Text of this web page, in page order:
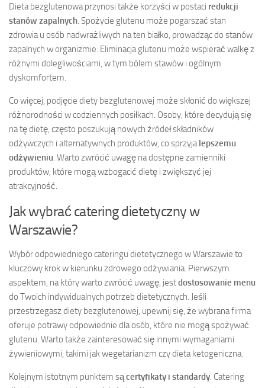
Dieta bezglutenowa przynosi także korzyści w postaci redukcji
stanów zapalnych . Spożycie glutenu może pogarszać stan
zdrowia u osób nadwrażliwych na ten białko, prowadząc do stanów
zapalnych w organizmie. Eliminacja glutenu może wspierać walkę z
różnymi dolegliwościami, w tym bólem stawów i ogólnym
dyskomfortem.
Co więcej, podjęcie diety bezglutenowej może skłonić do większej
różnorodności w codziennych posiłkach. Osoby, które decydują się
na tę dietę, często poszukują nowych źródeł składników
odżywczych i alternatywnych produktów, co sprzyja lepszemu
odżywieniu . Warto zwrócić uwagę na dostępne zamienniki
produktów, które mogą wzbogacić dietę i zwiększyć jej
atrakcyjność.
Jak wybrać catering dietetyczny w
Warszawie?
Wybór odpowiedniego cateringu dietetycznego w Warszawie to
kluczowy krok w kierunku zdrowego odżywiania. Pierwszym
aspektem, na który warto zwrócić uwagę, jestdostosowanie menu
do Twoich indywidualnych potrzeb dietetycznych. Jeśli
przestrzegasz diety bezglutenowej, upewnij się, że wybrana firma
oferuje potrawy odpowiednie dla osób, które nie mogą spożywać
glutenu. Warto także zainteresować się innymi wymaganiami
żywieniowymi, takimi jak wegetarianizm czy dieta ketogeniczna.
Kolejnym istotnym punktem sącertyfikaty i standardy . Catering